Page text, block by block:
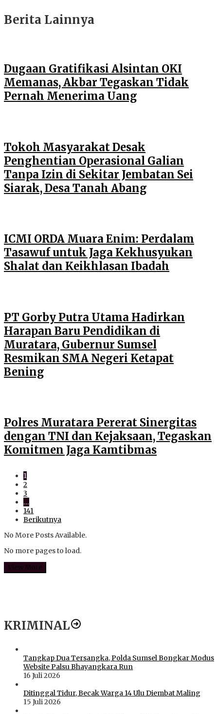
Berita Lainnya
Dugaan Gratifikasi Alsintan OKI
Memanas, Akbar Tegaskan Tidak
Pernah Menerima Uang
Tokoh Masyarakat Desak
Penghentian Operasional Galian
Tanpa Izin di Sekitar Jembatan Sei
Siarak, Desa Tanah Abang
ICMI ORDA Muara Enim: Perdalam
Tasawuf untuk Jaga Kekhusyukan
Shalat dan Keikhlasan Ibadah
PT Gorby Putra Utama Hadirkan
Harapan Baru Pendidikan di
Muratara, Gubernur Sumsel
Resmikan SMA Negeri Ketapat
Bening
Polres Muratara Pererat Sinergitas
dengan TNI dan Kejaksaan, Tegaskan
Komitmen Jaga Kamtibmas
1
2
3
…
141
Berikutnya
No More Posts Available.
No more pages to load.
View More
KRIMINAL
Tangkap Dua Tersangka, Polda Sumsel Bongkar Modus
Website Palsu Bhayangkara Run
16 Juli 2026
Ditinggal Tidur, Becak Warga 14 Ulu Diembat Maling
15 Juli 2026